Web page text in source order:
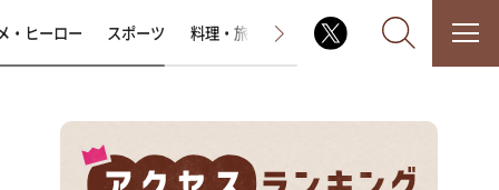
・ヒーロー スポーツ 料理・旅 ラジオ番組 その他